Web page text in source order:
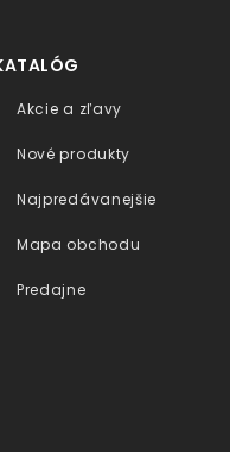
Akcie a zľavy
Nové produkty
Najpredávanejšie
Mapa obchodu
Predajne